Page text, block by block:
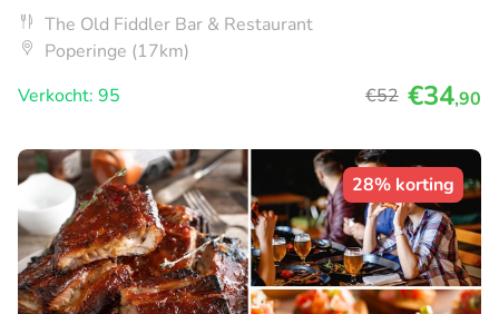
The Old Fiddler Bar & Restaurant
Poperinge (17km)
Verkocht: 95
€52 €34,90
28% korting